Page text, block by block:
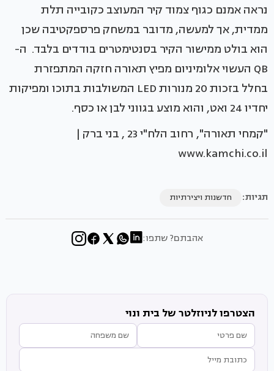
נראה אמנם כגוף צמוד קיר המעוצב כקובייה תלת
ממדית, אך למעשה, מדובר במשחק פרספקטיבה שכן
הוא בולט ממישור הקיר בסנטימטרים בודדים בלבד. ה-
QB העשוי אלומיניום מפיץ תאורה חזקה המתפזרת
בחלל בזכות 20 מנורות LED המשולבות בתוכו ומפיקות
יחדיו 24 ואט, והוא מוצע בגווני לבן או כסף.
"קמחי תאורה", רחוב הלח"י 23 , בני ברק |
www.kamchi.co.il
תגיות: חדשנות ויצירתיות
אהבתם? שתפו:
הצטרפו לניוזלטר של בית ונוי